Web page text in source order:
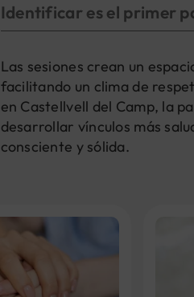
Identificar es el primer
Las sesiones crean un
facilitando un clima de
en Castellvell del Camp, la
desarrollar vínculos más
consciente y sólida.